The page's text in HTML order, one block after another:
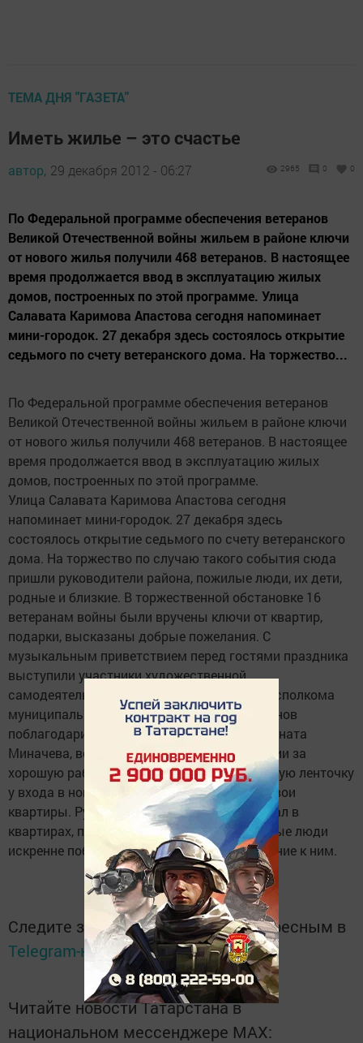
ТЕМА ДНЯ "ГАЗЕТА"
Иметь жилье – это счастье
автор, 29 декабря 2012 - 06:27 2965 0 0
По Федеральной программе обеспечения ветеранов
Великой Отечественной войны жильем в районе ключи
от нового жилья получили 468 ветеранов. В настоящее
время продолжается ввод в эксплуатацию жилых
домов, построенных по этой программе. Улица
Салавата Каримова Апастова сегодня напоминает
мини-городок. 27 декабря здесь состоялось открытие
седьмого по счету ветеранского дома. На торжество...
По Федеральной программе обеспечения ветеранов
Великой Отечественной войны жильем в районе ключи
от нового жилья получили 468 ветеранов. В настоящее
время продолжается ввод в эксплуатацию жилых
домов, построенных по этой программе.
Улица Салавата Каримова Апастова сегодня
напоминает мини-городок. 27 декабря здесь
состоялось открытие седьмого по счету ветеранского
дома. На торжество по случаю такого события сюда
пришли руководители района, пожилые люди, их дети,
родные и близкие. В торжественной обстановке 16
ветеранам войны были вручены ключи от квартир,
подарки, высказаны добрые пожелания. С
музыкальным приветствием перед гостями праздника
выступили участники художественной
самодеятельности района. Руководитель исполкома
муниципального района Фердинат Ахметзянов
поблагодарил руководителя «Альтаир-1» Рината
Миначева, всех строителей этой организации за
хорошую работу, и пригласил перерезать алую ленточку
у входа в новый дом. Ветераны прошли в свои
квартиры. Руководитель исполкома побывал в
квартирах, поговорил с ветеранами. Пожилые люди
искренне поблагодарили за заботу и внимание к ним.
Следите за самым важным и интересным в
Telegram-каналеТатмедиа
Читайте новости Татарстана в
национальном мессенджере MАХ: